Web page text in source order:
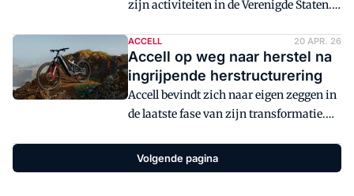
zijn activiteiten in de Verenigde Staten.
koerswijziging waarbij alle middelen en
productiecapaciteit worden ingezet voor
de Europese markt. Voor de Nederlandse
tweewielerspecialist betekent dit een
versterking van de samenwerking met
ACCELL 20 APR. 26
Accell op weg naar herstel na
ingrijpende herstructurering
Accell bevindt zich naar eigen zeggen in
de laatste fase van zijn transformatie.
jaren van financiële problemen lijkt het
bedrijf weer richting stabiliteit te
Volgende pagina